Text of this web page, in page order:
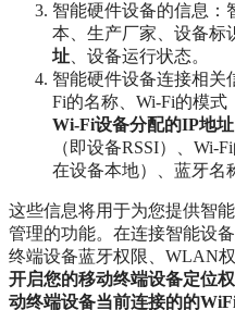
智能硬件设备的信息：
本、生产厂家、设备标
址 、设备运行状态。
智能硬件设备连接相关
Fi的名称、Wi-Fi的模式
Wi-Fi设备分配的IP地址
（即设备RSSI）、Wi-
在设备本地）、蓝牙名
这些信息将用于为您提供智
管理的功能。在连接智能设
终端设备蓝牙权限、WLAN
开启您的移动终端设备定位
动终端设备当前连接的的